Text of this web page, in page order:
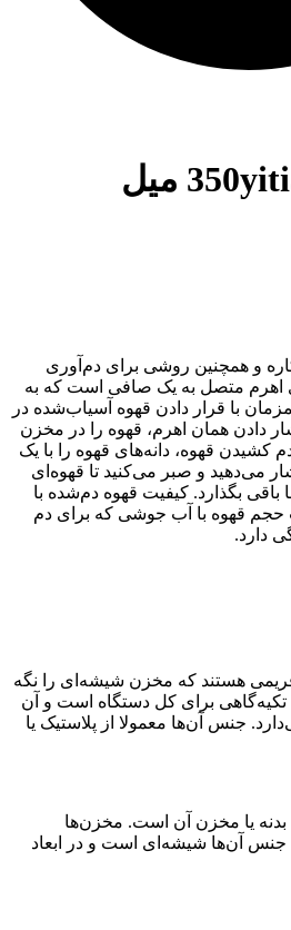
و همچنین روشی برای دم‌آوری
اهرم متصل به یک صافی است که به
با قرار دادن قهوه آسیاب‌شده در
دادن همان اهرم، قهوه را در مخزن
قهوه، دانه‌های قهوه را با یک
می‌دهید و صبر ‌می‌کنید تا قهوه‌ای
باقی بگذارد. کیفیت قهوه دم‌شده با
حجم قهوه با آب جوشی که برای دم
دارد.
هستند که مخزن شیشه‌ای را نگه
تکیه‌گاهی برای کل دستگاه است و آن
جنس آن‌ها معمولا از پلاستیک یا
یا مخزن آن است. مخزن‌ها
جنس آن‌ها شیشه‌ای است و در ابعاد